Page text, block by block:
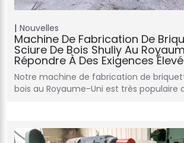
Nouvelles
Machine De Fabrication De
Sciure De Bois Shuliy Au
Répondre À Des Exigences
Notre machine de fabrication de
bois au Royaume-Uni est très populaire